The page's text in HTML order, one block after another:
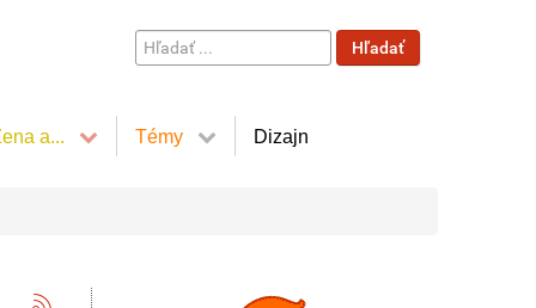
Hľadať
...
Hľadať
a... Témy Dizajn